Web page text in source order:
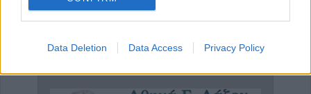
Data Deletion Data Access Privacy Policy
ΕΠΑΓΓΕΛΜΑΤΙΕΣ ΥΓΕΙΑΣ